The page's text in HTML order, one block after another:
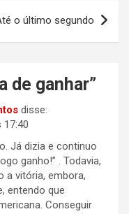
o último segundo
de ganhar”
disse:
17:40
Já dizia e continuo
ganho!” . Todavia,
a vitória, embora,
entendo que
Conseguir